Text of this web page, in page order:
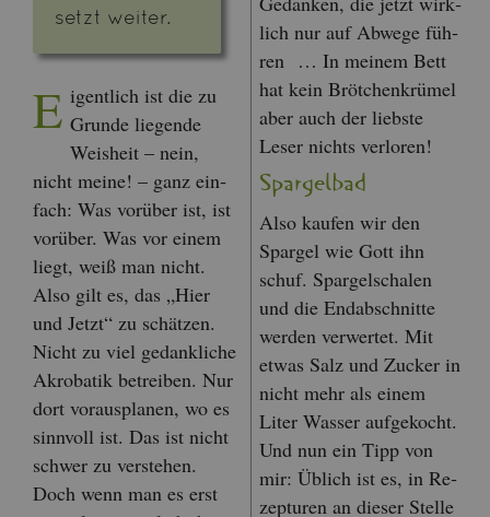
setzt wei­ter.
E i­gent­lich ist die zu
Grun­de lie­gen­de
Weis­heit – nein,
nicht meine! – ganz ein­
fach: Was vor­über ist, ist
vor­über. Was vor einem
liegt, weiß man nicht.
Also gilt es, das „Hier
und Jetzt“ zu schät­zen.
Nicht zu viel ge­dank­li­che
Akro­ba­tik be­trei­ben. Nur
dort vor­aus­pla­nen, wo es
sinn­voll ist. Das ist nicht
schwer zu ver­ste­hen.
Doch wenn man es erst
lich nur auf Ab­we­ge füh­
ren … In mei­nem Bett
hat kein Bröt­chen­krü­mel
aber auch der liebs­te
Leser nichts ver­lo­ren!
Spar­gel­bad
Also kau­fen wir den
Spar­gel wie Gott ihn
schuf. Spar­gel­scha­len
und die End­ab­schnit­te
wer­den ver­wer­tet. Mit
etwas Salz und Zu­cker in
nicht mehr als einem
Liter Was­ser auf­ge­kocht.
Und nun ein Tipp von
mir: Üb­lich ist es, in Re­
zep­tu­ren an die­ser Stel­le